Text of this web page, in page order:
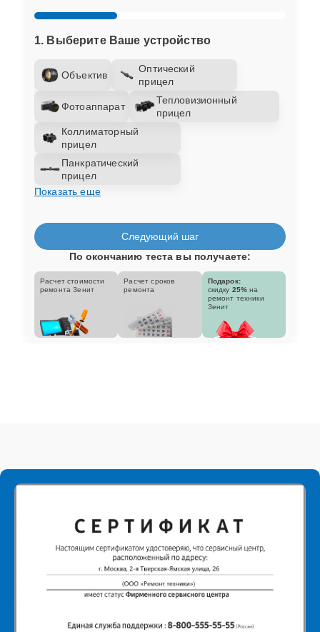
1. Выберите Ваше устройство
Объектив
Оптический
прицел
Фотоаппарат
Тепловизионный
прицел
Коллиматорный
прицел
Панкратический
прицел
Показать еще
Следующий шаг
По окончанию теста вы получаете:
Расчет стоимости
ремонта Зенит
Расчет сроков
ремонта
Подарок:
скидку 25% на
ремонт техники
Зенит